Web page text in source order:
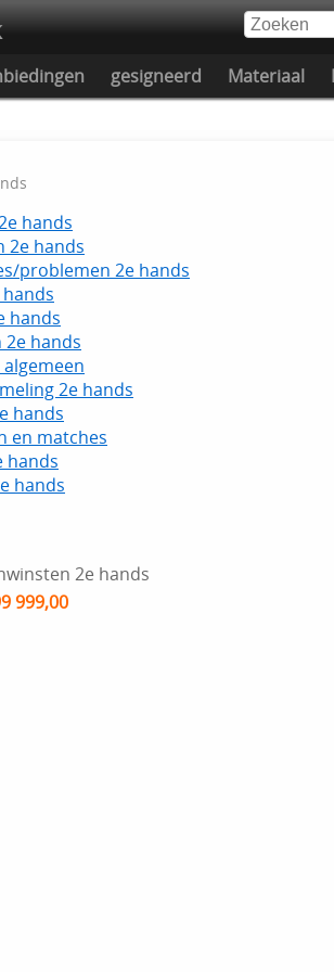
gesigneerd Materiaal
hands
2e hands
problemen 2e hands
hands
2e hands
2e hands
hands
en matches
hands
hands
2e hands
999,00